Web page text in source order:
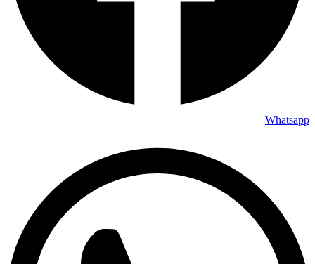
Whatsapp